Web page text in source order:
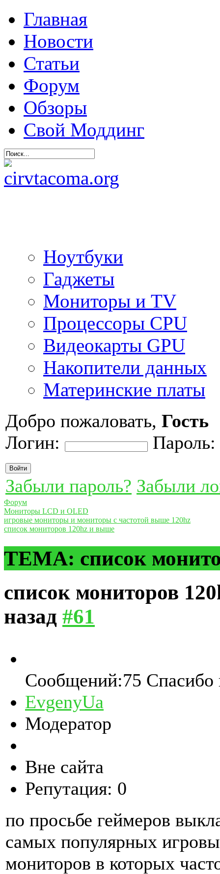
Главная
Новости
Статьи
Форум
Обзоры
Свой Моддинг
Ноутбуки
Гаджеты
Мониторы и TV
Процессоры CPU
Видеокарты GPU
Накопители данных
Материнские платы
Добро пожаловать, Гость
Логин:
Пароль:
Забыли пароль? Забыли
Форум
Мониторы LCD и OLED
игровые мониторы и мониторы с частотой выше 120hz
список мониторов 120hz и выше
ТЕМА: список
список мониторов
назад #61
Сообщений:75 Спасибо
EvgenyUa
Модератор
Вне сайта
Репутация: 0
по просьбе геймеров
самых популярных
мониторов в которых